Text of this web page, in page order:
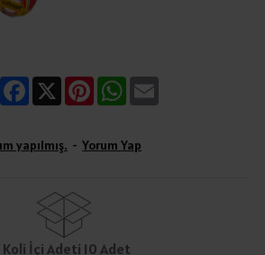
Facebook
X PinterestWhatsApp
yapılmış. - Yorum Yap
Koli İçi Adeti 10 Adet